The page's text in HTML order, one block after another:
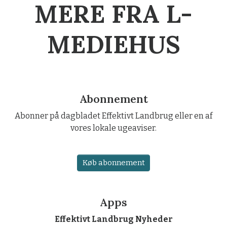
MERE FRA L-
MEDIEHUS
Abonnement
Abonner på dagbladet Effektivt Landbrug eller en af
vores lokale ugeaviser.
Køb abonnement
Apps
Effektivt Landbrug Nyheder